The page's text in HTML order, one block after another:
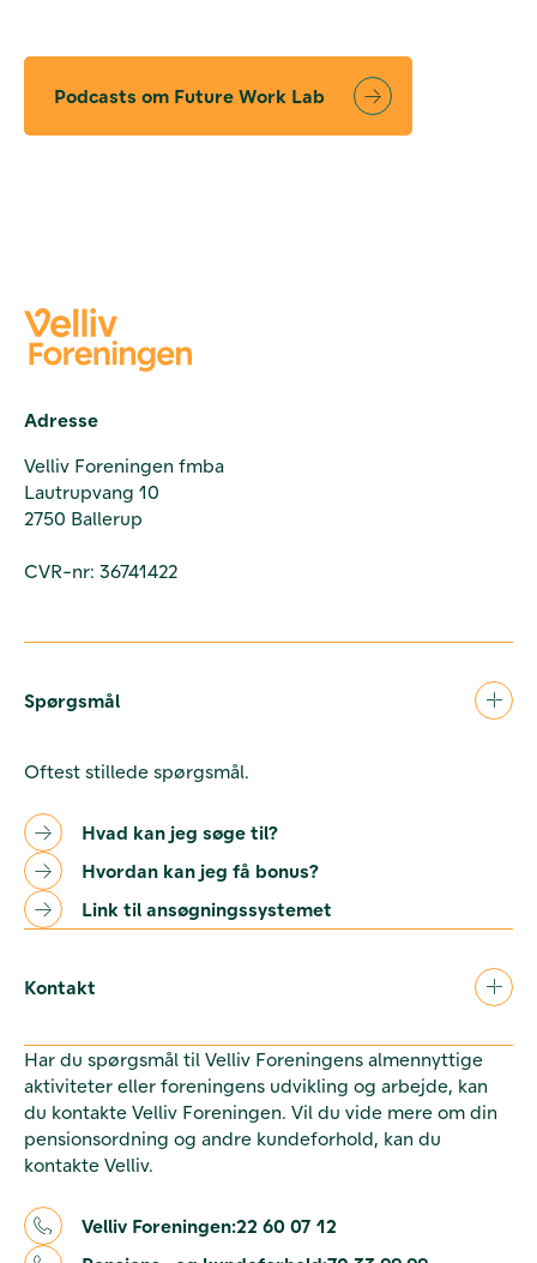
Podcasts om Future Work Lab
Adresse
Velliv Foreningen fmba
Lautrupvang 10
2750 Ballerup
CVR-nr: 36741422
Spørgsmål
Oftest stillede spørgsmål.
Hvad kan jeg søge til?
Hvordan kan jeg få bonus?
Link til ansøgningssystemet
Kontakt
Har du spørgsmål til Velliv Foreningens almennyttige
aktiviteter eller foreningens udvikling og arbejde, kan
du kontakte Velliv Foreningen. Vil du vide mere om din
pensionsordning og andre kundeforhold, kan du
kontakte Velliv.
Velliv Foreningen:22 60 07 12